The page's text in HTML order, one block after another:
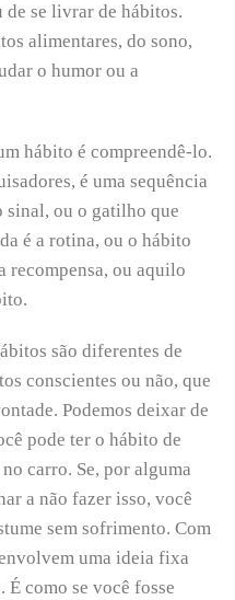
se livrar de hábitos.
alimentares, do sono,
o humor ou a
hábito é compreendê-lo.
é uma sequência
sinal, ou o gatilho que
é a rotina, ou o hábito
recompensa, ou aquilo
são diferentes de
conscientes ou não, que
Podemos deixar de
pode ter o hábito de
carro. Se, por alguma
a não fazer isso, você
sem sofrimento. Com
uma ideia fixa
como se você fosse